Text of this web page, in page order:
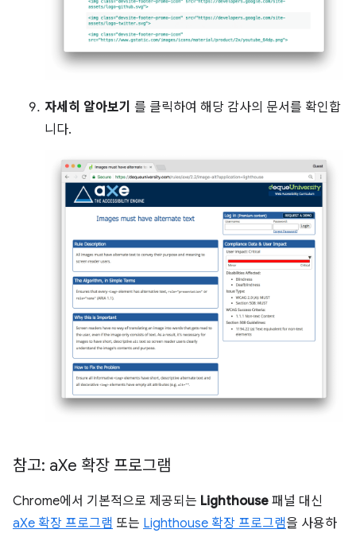
자세히 알아보기 를 클릭하여 해당 감사의 문서를 확인합
니다.
참고: aXe 확장 프로그램
Chrome에서 기본적으로 제공되는 Lighthouse 패널 대신
aXe 확장 프로그램 또는 Lighthouse 확장 프로그램을 사용하